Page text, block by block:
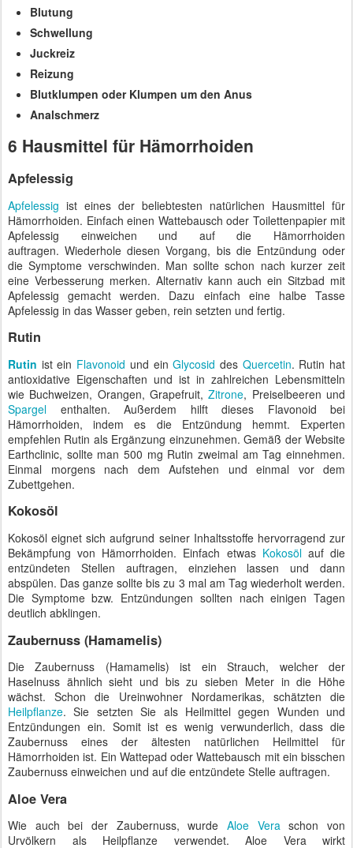
Blutung
Schwellung
Juckreiz
Reizung
Blutklumpen oder Klumpen um den Anus
Analschmerz
6 Hausmittel für Hämorrhoiden
Apfelessig
Apfelessig ist eines der beliebtesten natürlichen Hausmittel für
Hämorrhoiden. Einfach einen Wattebausch oder Toilettenpapier mit
Apfelessig einweichen und auf die Hämorrhoiden
auftragen. Wiederhole diesen Vorgang, bis die Entzündung oder
die Symptome verschwinden. Man sollte schon nach kurzer zeit
eine Verbesserung merken. Alternativ kann auch ein Sitzbad mit
Apfelessig gemacht werden. Dazu einfach eine halbe Tasse
Apfelessig in das Wasser geben, rein setzten und fertig.
Rutin
Rutin ist ein Flavonoid und einGlycosid des Quercetin. Rutin hat
antioxidative Eigenschaften und ist in zahlreichen Lebensmitteln
wie Buchweizen, Orangen, Grapefruit,Zitrone, Preiselbeeren und
Spargel enthalten. Außerdem hilft dieses Flavonoid bei
Hämorrhoiden, indem es die Entzündung hemmt. Experten
empfehlen Rutin als Ergänzung einzunehmen. Gemäß der Website
Earthclinic, sollte man 500 mg Rutin zweimal am Tag einnehmen.
Einmal morgens nach dem Aufstehen und einmal vor dem
Zubettgehen.
Kokosöl
Kokosöl eignet sich aufgrund seiner Inhaltsstoffe hervorragend zur
Bekämpfung von Hämorrhoiden. Einfach etwas Kokosölauf die
entzündeten Stellen auftragen, einziehen lassen und dann
abspülen. Das ganze sollte bis zu 3 mal am Tag wiederholt werden.
Die Symptome bzw. Entzündungen sollten nach einigen Tagen
deutlich abklingen.
Zaubernuss (Hamamelis)
Die Zaubernuss (Hamamelis) ist ein Strauch, welcher der
Haselnuss ähnlich sieht und bis zu sieben Meter in die Höhe
wächst. Schon die Ureinwohner Nordamerikas, schätzten die
Heilpflanze. Sie setzten Sie als Heilmittel gegen Wunden und
Entzündungen ein. Somit ist es wenig verwunderlich, dass die
Zaubernuss eines der ältesten natürlichen Heilmittel für
Hämorrhoiden ist. Ein Wattepad oder Wattebausch mit ein bisschen
Zaubernuss einweichen und auf die entzündete Stelle auftragen.
Aloe Vera
Wie auch bei der Zaubernuss, wurde Aloe Veraschon von
Urvölkern als Heilpflanze verwendet. Aloe Vera wirkt